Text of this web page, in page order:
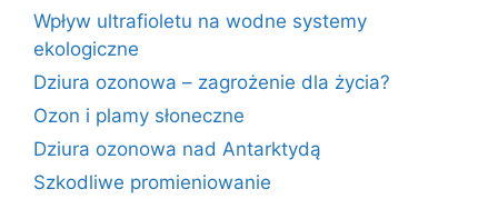
Wpływ ultrafioletu na wodne systemy
ekologiczne
Dziura ozonowa – zagrożenie dla życia?
Ozon i plamy słoneczne
Dziura ozonowa nad Antarktydą
Szkodliwe promieniowanie